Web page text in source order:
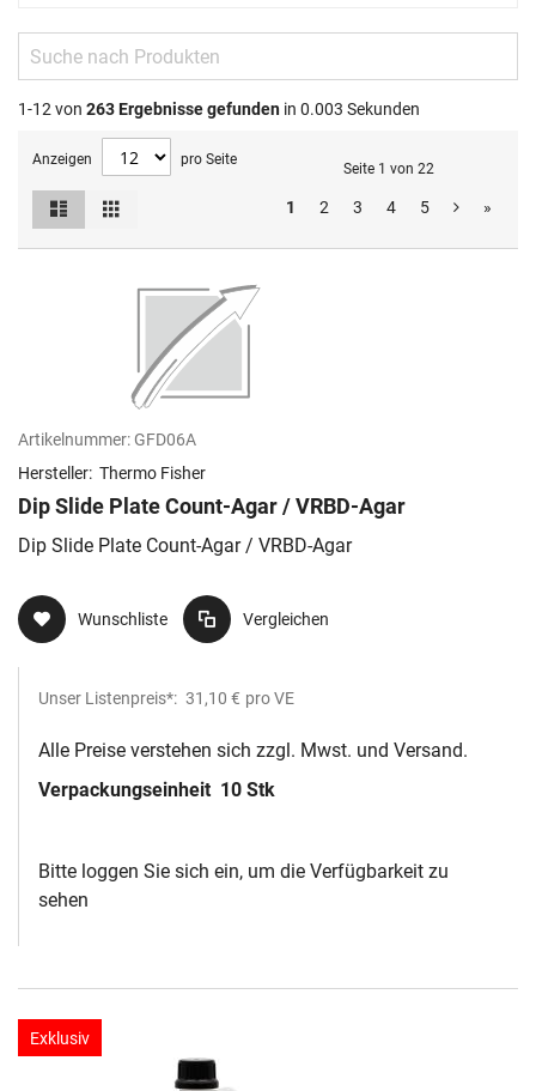
1-12 von 263Ergebnisse gefunden in 0.003 Sekunden
Anzeigen pro Seite
Seite 1 von 22
1 2 3 4 5 »
Ansicht
als
Artikelnummer: GFD06A
Hersteller: Thermo Fisher
Dip Slide Plate Count-Agar / VRBD-Agar
Dip Slide Plate Count-Agar / VRBD-Agar
Wunschliste Vergleichen
Unser Listenpreis*: 31,10 € pro VE
Alle Preise verstehen sich zzgl. Mwst. und Versand.
Verpackungseinheit 10 Stk
Bitte loggen Sie sich ein, um die Verfügbarkeit zu
sehen
Exklusiv